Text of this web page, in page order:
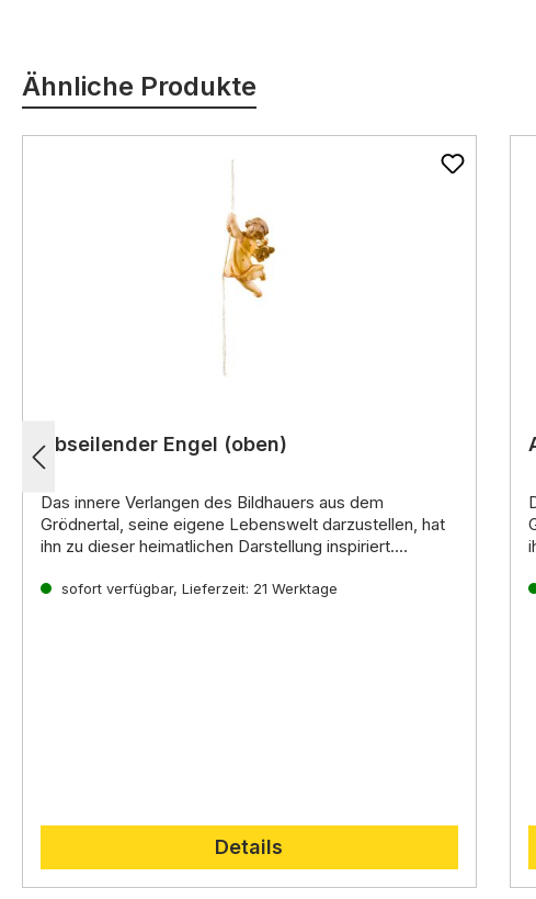
Ähnliche Produkte
Abseilender Engel (oben)
Das innere Verlangen des Bildhauers aus dem
Grödnertal, seine eigene Lebenswelt darzustellen, hat
ihn zu dieser heimatlichen Darstellung inspiriert.
handgeschnitzten Krippenfiguren aus Holz erhalten Sie
sofort verfügbar, Lieferzeit: 21 Werktage
Details